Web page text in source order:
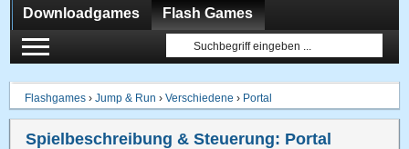
Downloadgames Flash Games
Flashgames ›Jump & Run ›Verschiedene › Portal
Spielbeschreibung & Steuerung: Portal